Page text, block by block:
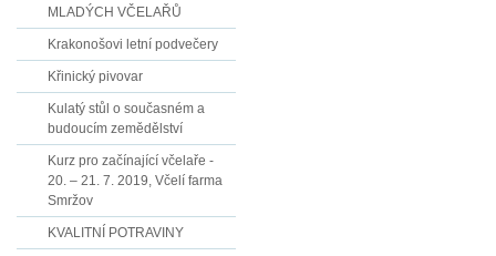
MLADÝCH VČELAŘŮ
Krakonošovi letní podvečery
Křinický pivovar
Kulatý stůl o současném a
budoucím zemědělství
Kurz pro začínající včelaře -
20. – 21. 7. 2019, Včelí farma
Smržov
KVALITNÍ POTRAVINY